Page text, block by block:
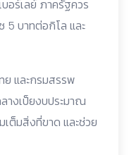
อร์เลย์ ภาครัฐควร
5 บาทต่อกิโล และ
ย และกรมสรรพ
างเป็ยงบประมาณ
ต็มสิ่งที่ขาด และช่วย